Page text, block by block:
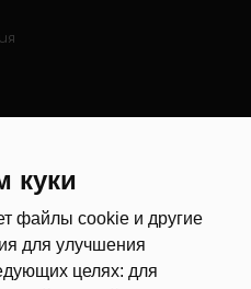
куки
файлы cookie и другие
для улучшения
целях: для